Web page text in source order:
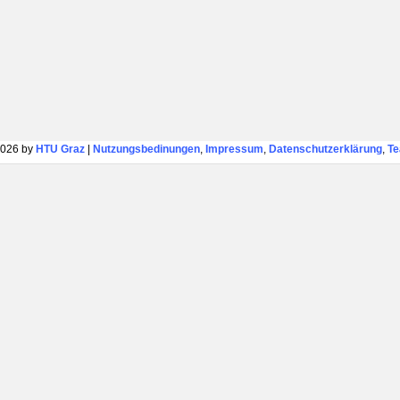
by HTU Graz| Nutzungsbedinungen, Impressum, Datenschutzerklärung,